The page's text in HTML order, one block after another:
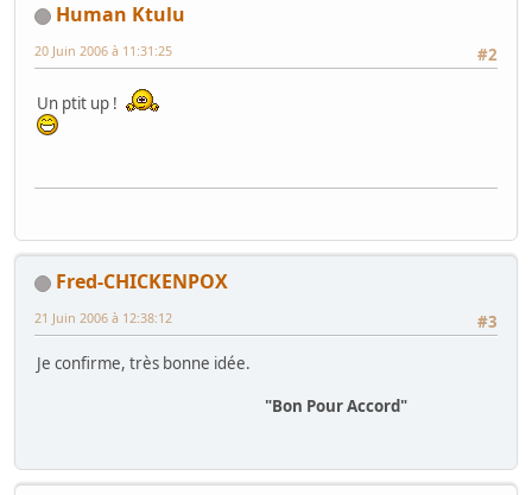
Human Ktulu
#2
20 Juin 2006 à 11:31:25
Un ptit up !
Fred-CHICKENPOX
#3
21 Juin 2006 à 12:38:12
Je confirme, très bonne idée.
"Bon Pour Accord"